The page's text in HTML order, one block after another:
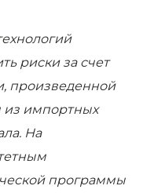
риски за счет
произведенной
из импортных
На
программы